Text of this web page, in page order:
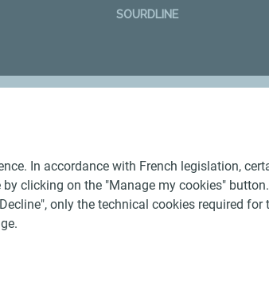
SOURDLINE
In accordance with French legislation,
clicking on the "Manage my cookies"
only the technical cookies required for